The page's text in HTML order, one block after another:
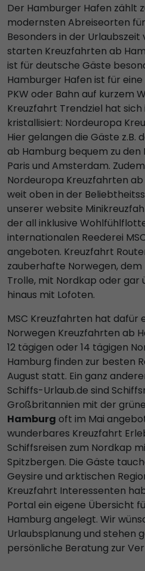
Der Hamburger Hafen zählt
modernsten Abreiseorten
Besonders in der Urlaubszeit
starten Kreuzfahrten ab
ist für deutsche Gäste
Hamburger Hafen ist für
PKW oder Bahn auf kurzem
Kreuzfahrt Trendziel hat
kristallisiert: Nordeuropa
Hier gelangen die Gäste z.B.
ab Hamburg bequem zu den
Paris und Amsterdam.
Nordeuropa Kreuzfahrten
weit oben in der
unserer website
der all inklusive
internationalen Reederei
angeboten. Kreuzfahrt
zauberhafte Norwegen, dem
Trolle, mit Nordkap oder gar
hinaus mit Lofoten.
MSC Kreuzfahrten hat dafür
Norwegen Kreuzfahrten ab
12 tägigen oder 14 tägigen
Hamburg finden zur besten
August statt. Ein ganz
Schiffs-Urlaub.de sind
Großbritannien mit der
Hamburg oft im Mai
wunderbares Kreuzfahrt
Schiffsreisen zum Nordkap
Spitzbergen. Die Gäste
Geysire und arktischen
Kreuzfahrt Interessenten
Portal ein eigene Übersicht
Hamburg angelegt. Wir
Urlaubsplanung und stehen
persönliche Beratung zur